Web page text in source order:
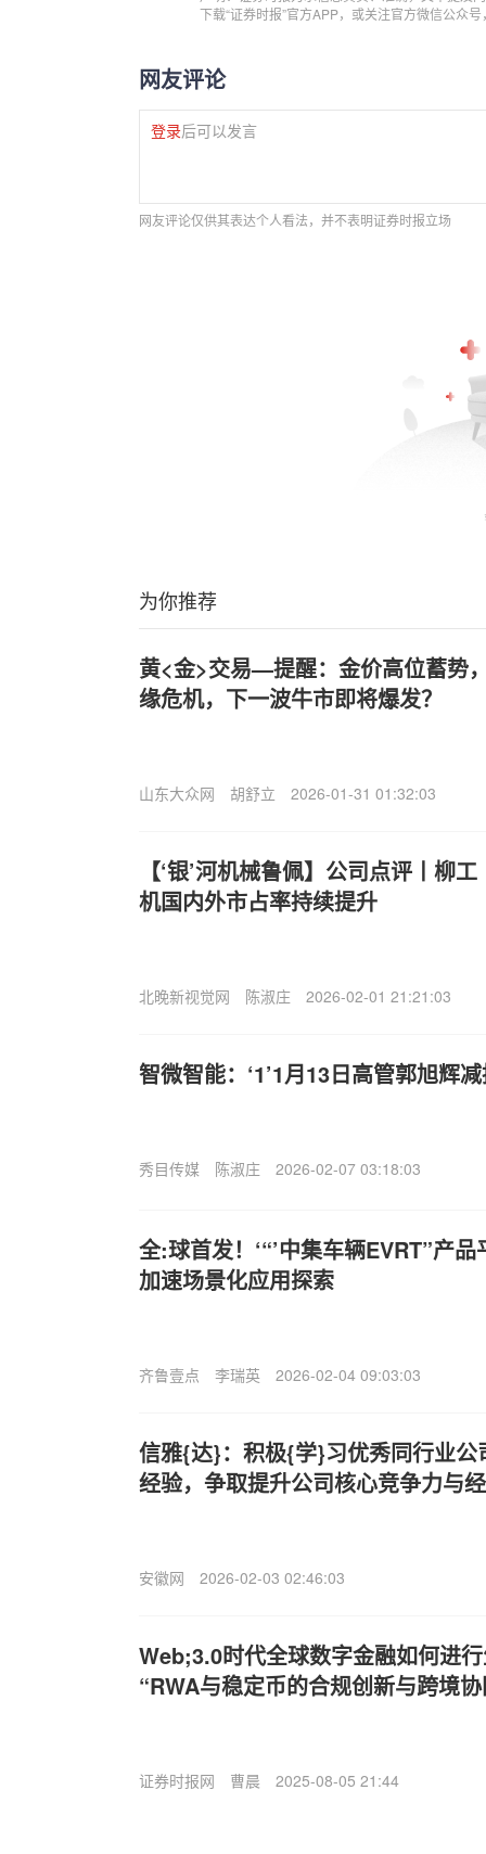
下载“证券时报”官方APP，或关注官方微信公众
网友评论
登录后可以发言
网友评论仅供其表达个人看法，并不表明证券时报立场
为你推荐
黄<金>交易—提醒：金价高位蓄势
缘危机，下一波牛市即将爆发？
山东大众网 胡舒立 2026-01-31 01:32:03
【‘银’河机械鲁佩】公司点评丨柳
机国内外市占率持续提升
北晚新视觉网 陈淑庄 2026-02-01 21:21:03
智微智能：‘1’1月13日高管郭旭辉
秀目传媒 陈淑庄 2026-02-07 03:18:03
全:球首发！‘“’中集车辆EVRT”产
加速场景化应用探索
齐鲁壹点 李瑞英 2026-02-04 09:03:03
信雅{达}：积极{学}习优秀同行业公
经验，争取提升公司核心竞争力与
安徽网 2026-02-03 02:46:03
Web;3.0时代全球数字金融如何进
“RWA与稳定币的合规创新与跨境
证券时报网 曹晨 2025-08-05 21:44